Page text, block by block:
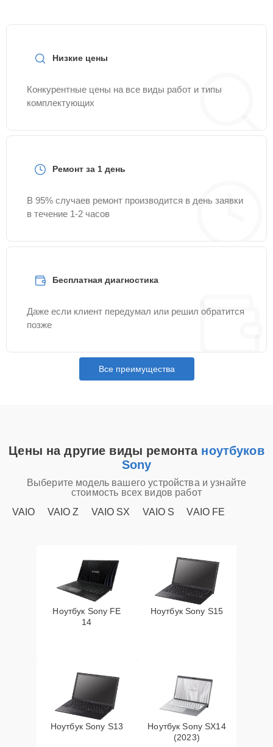
Низкие цены
Конкурентные цены на все виды работ и типы
комплектующих
Ремонт за 1 день
В 95% случаев ремонт производится в день заявки
в течение 1-2 часов
Бесплатная диагностика
Даже если клиент передумал или решил обратится
позже
Все преимущества
Цены на другие виды ремонта ноутбуков
Sony
Выберите модель вашего устройства и узнайте
стоимость всех видов работ
VAIO
VAIO Z VAIO SX VAIO S VAIO FE
Ноутбук Sony FE
14
Ноутбук Sony S15
Ноутбук Sony S13
Ноутбук Sony SX14
(2023)